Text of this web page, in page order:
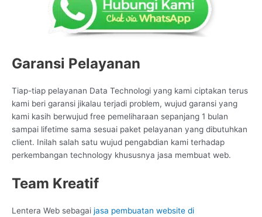
Garansi Pelayanan
Tiap-tiap pelayanan Data Technologi yang kami ciptakan terus
kami beri garansi jikalau terjadi problem, wujud garansi yang
kami kasih berwujud free pemeliharaan sepanjang 1 bulan
sampai lifetime sama sesuai paket pelayanan yang dibutuhkan
client. Inilah salah satu wujud pengabdian kami terhadap
perkembangan technology khususnya jasa membuat web.
Team Kreatif
Lentera Web sebagai jasa pembuatan website di